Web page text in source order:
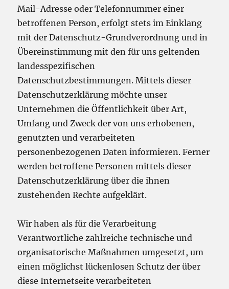
Mail-Adresse oder Telefonnummer einer
betroffenen Person, erfolgt stets im Einklang
mit der Datenschutz-Grundverordnung und in
Übereinstimmung mit den für uns geltenden
landesspezifischen
Datenschutzbestimmungen. Mittels dieser
Datenschutzerklärung möchte unser
Unternehmen die Öffentlichkeit über Art,
Umfang und Zweck der von uns erhobenen,
genutzten und verarbeiteten
personenbezogenen Daten informieren. Ferner
werden betroffene Personen mittels dieser
Datenschutzerklärung über die ihnen
zustehenden Rechte aufgeklärt.
Wir haben als für die Verarbeitung
Verantwortliche zahlreiche technische und
organisatorische Maßnahmen umgesetzt, um
einen möglichst lückenlosen Schutz der über
diese Internetseite verarbeiteten